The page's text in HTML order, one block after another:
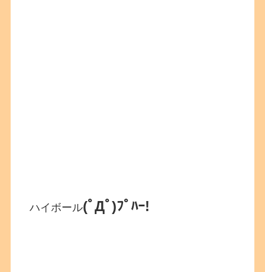
ハイボール(ﾟДﾟ)ﾌﾟﾊｰ!